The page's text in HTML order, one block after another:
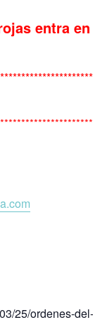
entra en
25/ordenes-del-